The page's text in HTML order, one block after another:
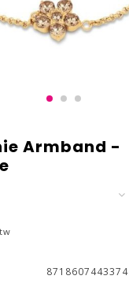
Armband -
8718607443374